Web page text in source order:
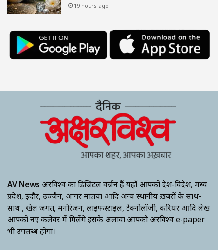
19 hours ago
AV News अक्षरविश्व का डिजिटल वर्जन हैं यहाँ आपको देश-विदेश, मध्य
प्रदेश, इंदौर, उज्जैन, आगर मालवा आदि अन्य स्थानीय ख़बरों के साथ-
साथ , खेल जगत, मनोरंजन, लाइफस्टाइल, टेक्नोलॉजी, करियर आदि लेख
आपको नए कलेवर में मिलेंगे इसके अलावा आपको अक्षरविश्व e-paper
भी उपलब्ध होगा।